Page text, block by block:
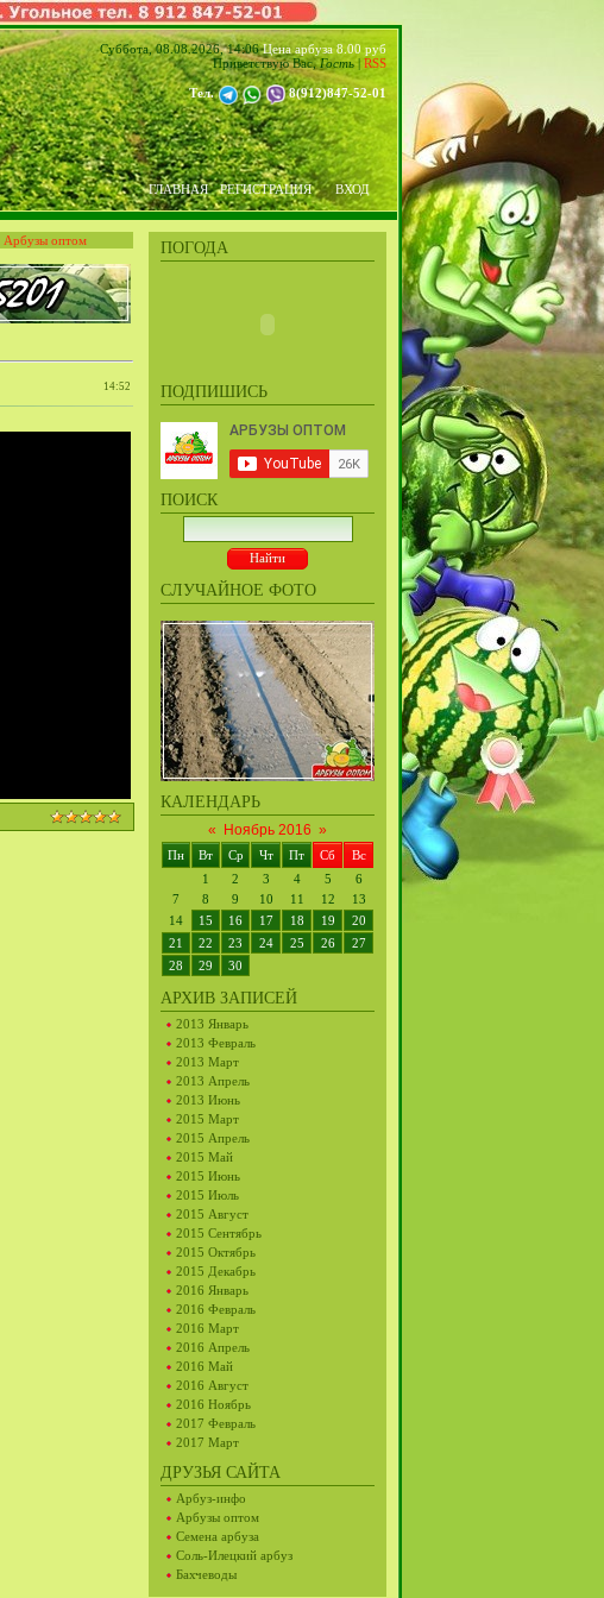
Суббота, 08.08.2026, 14:06Цена арбуза 8.00 руб
Приветствую Вас,Гость| RSS
Тел. 8(912)847-52-01
ГЛАВНАЯ РЕГИСТРАЦИЯ ВХОД
ПОГОДА
ПОДПИШИСЬ
ПОИСК
СЛУЧАЙНОЕ ФОТО
КАЛЕНДАРЬ
« Ноябрь 2016 »
Пн Вт Ср Чт Пт Сб
Вс
1
2 3 4 5
6
7
8 9 10 11 12
13
14
15 16 17 18 19
20
21
22 23 24 25 26
27
28
29 30
АРХИВ ЗАПИСЕЙ
2013 Январь
2013 Февраль
2013 Март
2013 Апрель
2013 Июнь
2015 Март
2015 Апрель
2015 Май
2015 Июнь
2015 Июль
2015 Август
2015 Сентябрь
2015 Октябрь
2015 Декабрь
2016 Январь
2016 Февраль
2016 Март
2016 Апрель
2016 Май
2016 Август
2016 Ноябрь
2017 Февраль
2017 Март
ДРУЗЬЯ САЙТА
Арбуз-инфо
Арбузы оптом
Семена арбуза
Соль-Илецкий арбуз
Бахчеводы
Арбузы оптом
14:52